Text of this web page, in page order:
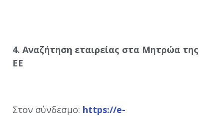
4. Αναζήτηση εταιρείας στα Μητρώα της
ΕΕ
Στον σύνδεσμο: https://e-